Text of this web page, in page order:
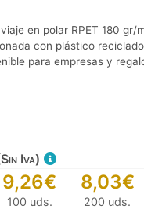
en polar RPET 180 gr/
con plástico
para empresas y
Iva)
9,26€
100 uds.
8,03€
200 uds.